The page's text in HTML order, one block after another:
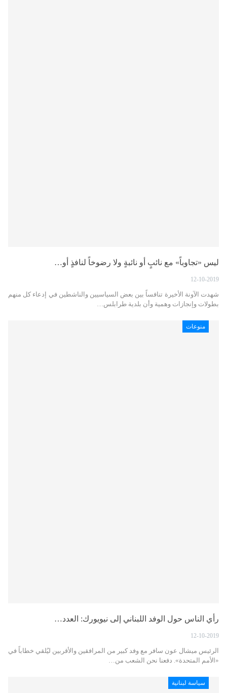
ليس «تجاوباً» مع نائبٍ أو نائبةٍ ولا رضوخاً لنافذٍ أو…
12-10-2019
شهدت الآونة الأخيرة تنافساً بين بعض السياسيين والناشطين في إدعاء كل منهم
بطولات وإنجازات وهمية وأن بلدية طرابلس…
منوعات
رأي الناس حول الوفد اللبناني إلى نيويورك: العدد…
12-10-2019
الرئيس ميشال عون سافر مع وفد كبير من المرافقين والأقربين ليُلقي خطاباً في
«الأمم المتحدة». دفعنا نحن الشعب من…
سياسة لبنانية